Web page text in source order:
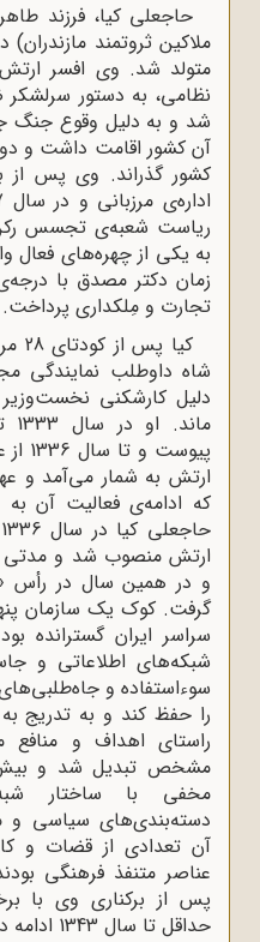
حاجعلی کیا، فرزند
متولد شد. وى افسر
نظامى، به دستور سرلشکر
آن کشور اقامت داشت و
کشور گذراند. وى پس از
ریاست شعبه‌ی تجسس
به یکى از چهره‌هاى فعال
زمان دکتر مصدق با
تجارت و مِلکدارى پرداخت.
شاه داوطلب نمایندگى
دلیل کارشکنى
ارتش به شمار می‌آمد و
که ادامه‌ی فعالیت آن به
ارتش منصوب شد و مدتى
و در همین سال در رأس
گرفت. کوک یک سازمان
سراسر ایران گسترانده
شبکه‌هاى اطلاعاتى و
سوءاستفاده و
را حفظ کند و به تدریج
راستاى اهداف و
مشخص تبدیل شد و
مخفى با ساختار
دسته‌بندى‌هاى سیاسى
آن تعدادى از قضات و
عناصر متنفذ فرهنگى
پس از برکنارى وى با
حداقل تا سال 1343 ادامه داشت.